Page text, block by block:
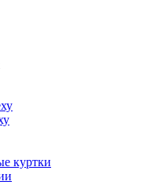
куртки